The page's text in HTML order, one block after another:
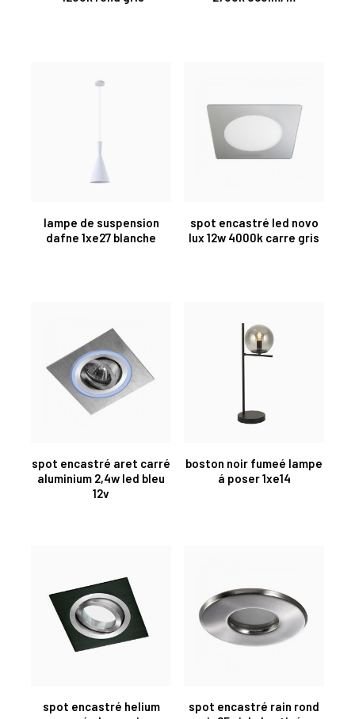
lampe de suspension
dafne 1xe27 blanche
spot encastré led novo
lux 12w 4000k carre gris
spot encastré aret carré
aluminium 2,4w led bleu
12v
boston noir fumeé lampe
á poser 1xe14
spot encastré helium
spot encastré rain rond